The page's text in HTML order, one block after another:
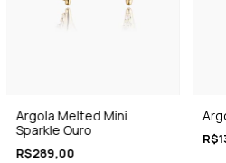
Argola Melted Mini
Sparkle Ouro
R$289,00